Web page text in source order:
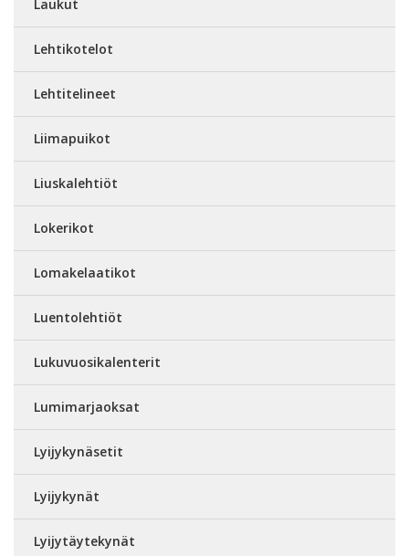
Laukut
Lehtikotelot
Lehtitelineet
Liimapuikot
Liuskalehtiöt
Lokerikot
Lomakelaatikot
Luentolehtiöt
Lukuvuosikalenterit
Lumimarjaoksat
Lyijykynäsetit
Lyijykynät
Lyijytäytekynät